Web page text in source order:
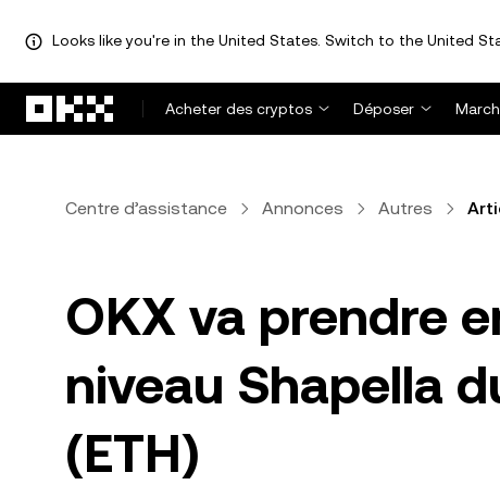
Looks like you're in the United States. Switch to the United
Acheter des cryptos
Déposer
Centre d’assistance Annonces Autres
OKX va prendre
niveau Shapella
(ETH)